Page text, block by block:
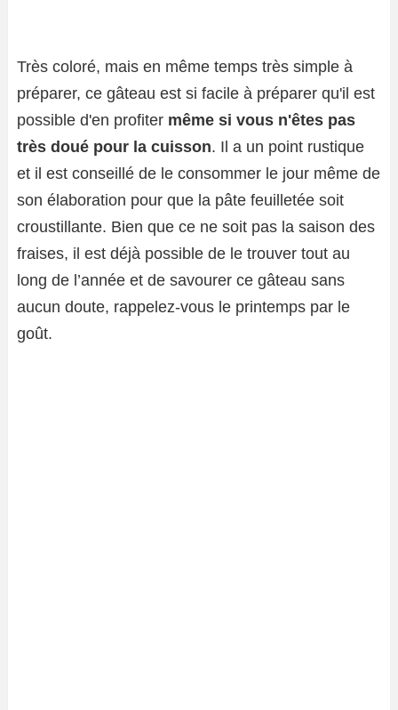
Très coloré, mais en même temps très simple à
préparer, ce gâteau est si facile à préparer qu'il est
possible d'en profiter même si vous n'êtes pas
très doué pour la cuisson. Il a un point rustique
et il est conseillé de le consommer le jour même de
son élaboration pour que la pâte feuilletée soit
croustillante. Bien que ce ne soit pas la saison des
fraises, il est déjà possible de le trouver tout au
long de l’année et de savourer ce gâteau sans
aucun doute, rappelez-vous le printemps par le
goût.